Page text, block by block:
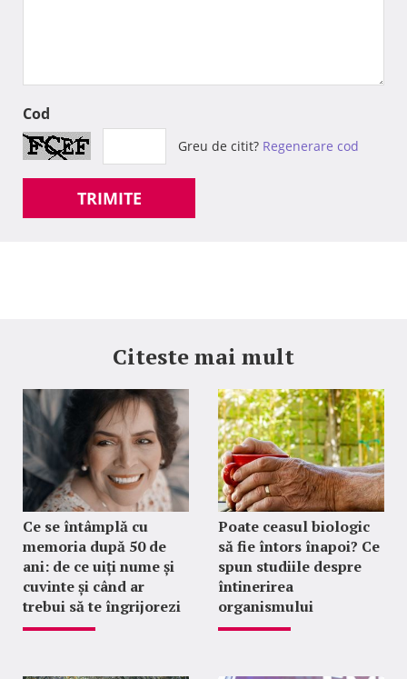
Cod
Greu de citit? Regenerare cod
TRIMITE
Citeste mai mult
Ce se întâmplă cu
memoria după 50 de
ani: de ce uiți nume și
cuvinte și când ar
trebui să te îngrijorezi
Poate ceasul biologic
să fie întors înapoi? Ce
spun studiile despre
întinerirea
organismului